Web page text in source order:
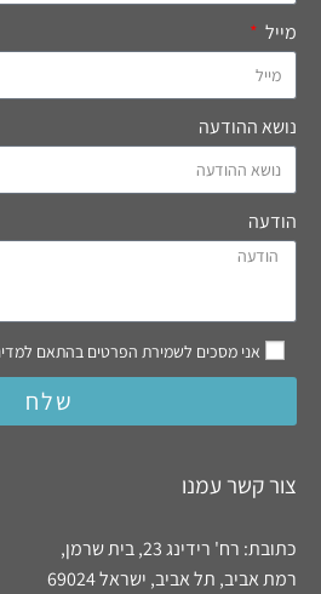
מייל
נושא ההודעה
הודעה
אני מסכים לשמירת הפרטים בהתאם
שלח
צור קשר עמנו
כתובת: רח' רידינג 23, בית שרמן,
רמת אביב, תל אביב, ישראל 69024